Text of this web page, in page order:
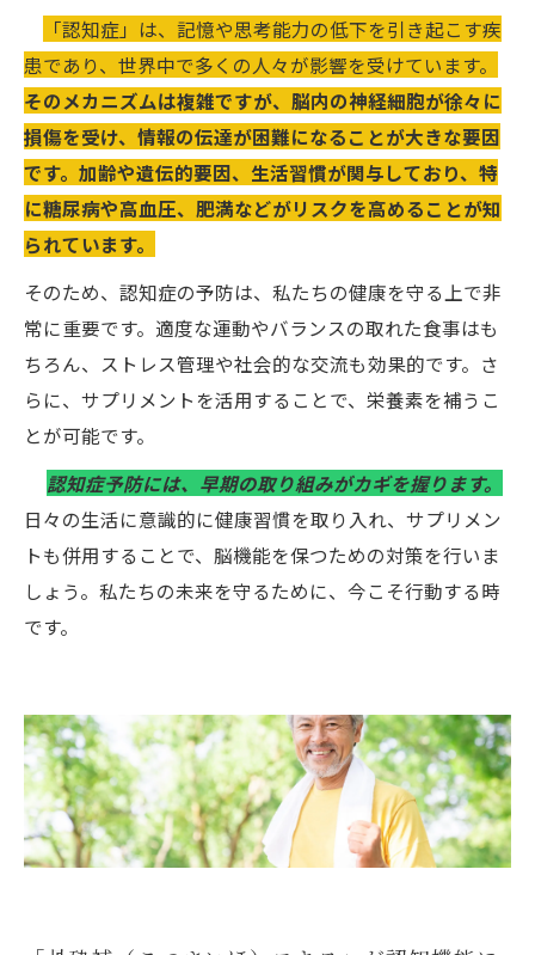
「認知症」は、記憶や思考能力の低下を引き起こす疾
患であり、世界中で多くの人々が影響を受けています。
そのメカニズムは複雑ですが、脳内の神経細胞が徐々に
損傷を受け、情報の伝達が困難になることが大きな要因
です。加齢や遺伝的要因、生活習慣が関与しており、特
に糖尿病や高血圧、肥満などがリスクを高めることが知
られています。
そのため、認知症の予防は、私たちの健康を守る上で非
常に重要です。適度な運動やバランスの取れた食事はも
ちろん、ストレス管理や社会的な交流も効果的です。さ
らに、サプリメントを活用することで、栄養素を補うこ
とが可能です。
認知症予防には、早期の取り組みがカギを握ります。
日々の生活に意識的に健康習慣を取り入れ、サプリメン
トも併用することで、脳機能を保つための対策を行いま
しょう。私たちの未来を守るために、今こそ行動する時
です。